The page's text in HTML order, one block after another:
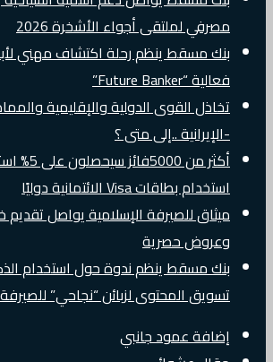
مصرفي لملتقى أجواء الأشخرة 2026
بنك مسقط ينظم رحلة اكتشاف مهني
فعالية “Future Banker”
تخاذل القوى الدولية والإقليمية
-الإيرانية ..إلى متى ؟
أكثر من
استخدام بطاقات Visa الائتمانية دوليًا
ميثاق للصيرفة الإسلامية يواصل تقديم
وعروض حصرية
بنك مسقط ينظم ندوة حول استخدام
تسويق المحتوى لزبائن “نجاحي” للصيرفة
إضافة عمود جانبي